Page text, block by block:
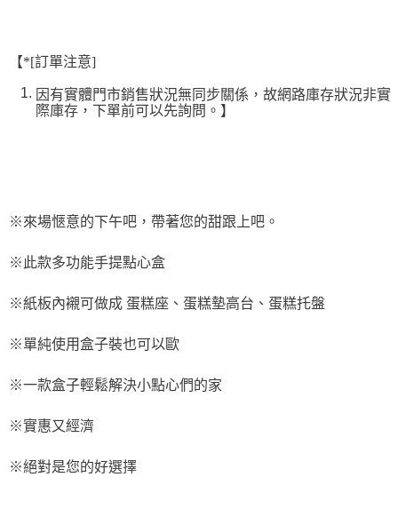
ATM／網路銀行／等多元方式進行付款，方視為交易完成。
購買商品的店家。未經商家同意取消之訂單仍視為有效，需透過AFTEE先享
後付繳納相關費用。
易，需依本服務之必要範圍內提供個人資料，並將交易相關給付款項請求債
２．關於個人資料處理事宜，請瀏覽以下網址：
https://aftee.tw/terms/#terms3
「AFTEE先享後付」，若未經同意申辦者引起之損失，本公司不負相關責
４．使用「AFTEE先享後付」時，將依據個別帳號之用戶狀況，依本公司即
時審查核予不同之上限額度；若仍有額度不足之情形，本公司將視審查結果
５．嚴禁一人註冊多個帳號或使用他人資訊註冊。若發現惡意使用之情形，
9.5kg
7-11取貨付款-重量限制含紙箱10kg，請控制商品重量在9~9.5
9.5kg
宅配-新竹物流
每筆NT$150，滿NT$2,000(含以上)免運費
每筆NT$120，滿NT$2,000(含以上)免運費
【*[訂單注意]
因有實體門市銷售狀況無同步關係，故網路庫存狀況非實
際庫存，下單前可以先詢問。】
※來場愜意的下午吧，帶著您的甜跟上吧。
※此款多功能手提點心盒
※紙板內襯可做成 蛋糕座、蛋糕墊高台、蛋糕托盤
※單純使用盒子裝也可以歐
※一款盒子輕鬆解決小點心們的家
※實惠又經濟
※絕對是您的好選擇